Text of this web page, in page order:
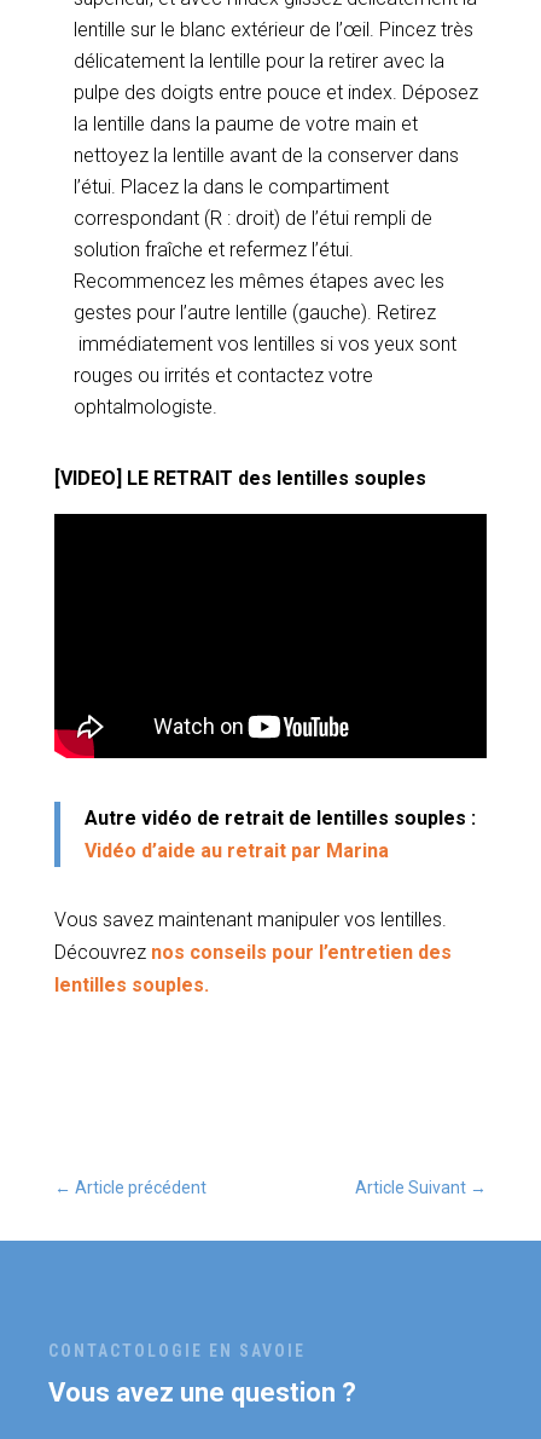
lentille sur le blanc extérieur de l’œil. Pincez très
délicatement la lentille pour la retirer avec la
pulpe des doigts entre pouce et index. Déposez
la lentille dans la paume de votre main et
nettoyez la lentille avant de la conserver dans
l’étui. Placez la dans le compartiment
correspondant (R : droit) de l’étui rempli de
solution fraîche et refermez l’étui.
Recommencez les mêmes étapes avec les
gestes pour l’autre lentille (gauche). Retirez
immédiatement vos lentilles si vos yeux sont
rouges ou irrités et contactez votre
ophtalmologiste.
[VIDEO] LE RETRAIT des lentilles souples
Autre vidéo de retrait de lentilles souples :
Vidéo d’aide au retrait par Marina
Vous savez maintenant manipuler vos lentilles.
Découvrez nos conseils pour l’entretien des
lentilles souples.
← Article précédent Article Suivant →
CONTACTOLOGIE EN SAVOIE
Vous avez une question ?